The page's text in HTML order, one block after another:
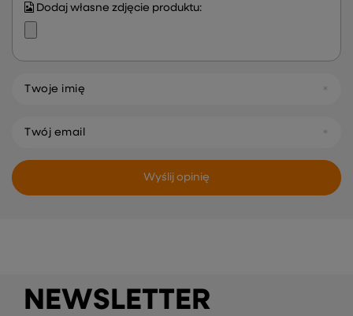
Dodaj własne zdjęcie produktu:
Twoje imię
Twój email
Wyślij opinię
NEWSLETTER